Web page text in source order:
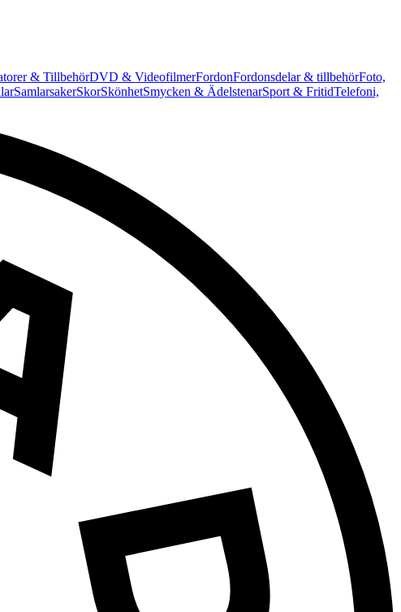
& TillbehörDVD & VideofilmerFordonFordonsdelar & tillbehörFoto,
SamlarsakerSkorSkönhetSmycken & ÄdelstenarSport & FritidTelefoni,